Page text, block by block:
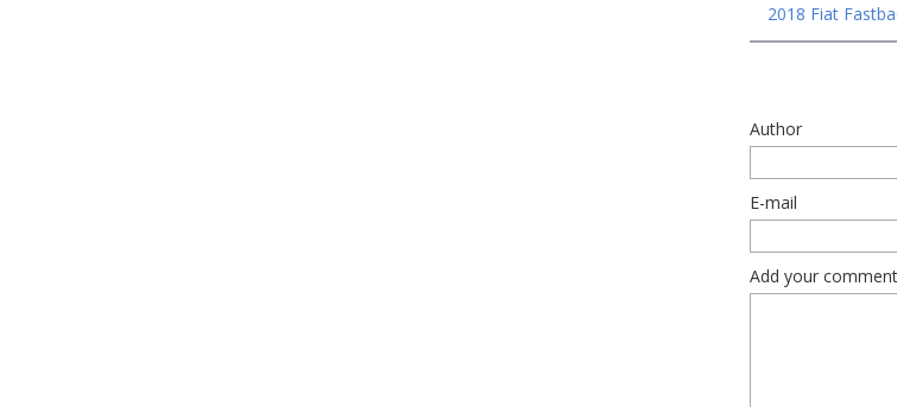
2018 Fiat
Author
E-mail
Add your